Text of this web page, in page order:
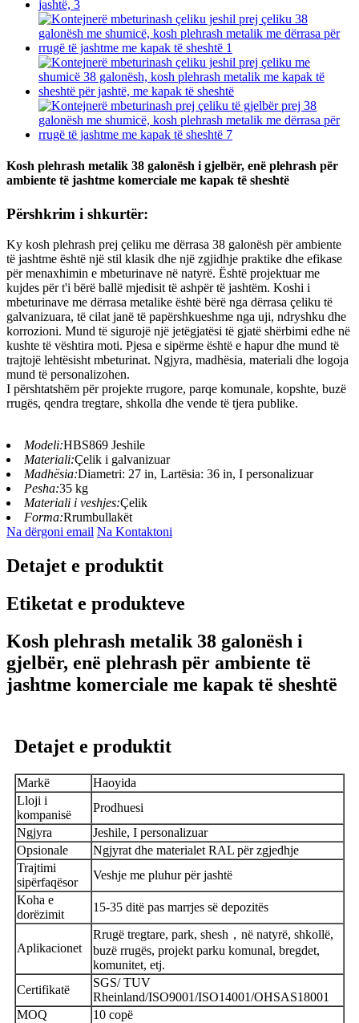
Kosh plehrash metalik 38 galonësh i gjelbër, enë plehrash për
ambiente të jashtme komerciale me kapak të sheshtë
Përshkrim i shkurtër:
Ky kosh plehrash prej çeliku me dërrasa 38 galonësh për ambiente
të jashtme është një stil klasik dhe një zgjidhje praktike dhe efikase
për menaxhimin e mbeturinave në natyrë. Është projektuar me
kujdes për t'i bërë ballë mjedisit të ashpër të jashtëm. Koshi i
mbeturinave me dërrasa metalike është bërë nga dërrasa çeliku të
galvanizuara, të cilat janë të papërshkueshme nga uji, ndryshku dhe
korrozioni. Mund të sigurojë një jetëgjatësi të gjatë shërbimi edhe në
kushte të vështira moti. Pjesa e sipërme është e hapur dhe mund të
trajtojë lehtësisht mbeturinat. Ngjyra, madhësia, materiali dhe logoja
mund të personalizohen.
I përshtatshëm për projekte rrugore, parqe komunale, kopshte, buzë
rrugës, qendra tregtare, shkolla dhe vende të tjera publike.
Modeli:HBS869 Jeshile
Materiali:Çelik i galvanizuar
Madhësia:Diametri: 27 in, Lartësia: 36 in, I personalizuar
Pesha:35 kg
Materiali i veshjes:Çelik
Forma:Rrumbullakët
Na dërgoni email Na Kontaktoni
Detajet e produktit
Etiketat e produkteve
Kosh plehrash metalik 38 galonësh i
gjelbër, enë plehrash për ambiente të
jashtme komerciale me kapak të sheshtë
Detajet e produktit
Markë
Haoyida
Lloji i
kompanisë
Prodhuesi
Ngjyra
Jeshile, I personalizuar
Opsionale
Ngjyrat dhe materialet RAL për zgjedhje
Trajtimi
sipërfaqësor
Veshje me pluhur për jashtë
Koha e
dorëzimit
15-35 ditë pas marrjes së depozitës
Aplikacionet
Rrugë tregtare, park, shesh ， në natyrë, shkollë,
buzë rrugës, projekt parku komunal, bregdet,
komunitet, etj.
Certifikatë
SGS/ TUV
Rheinland/ISO9001/ISO14001/OHSAS18001
MOQ
10 copë